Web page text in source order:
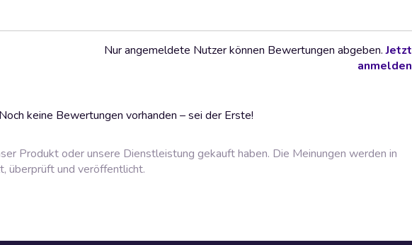
Noch keine Bewertungen vorhanden – sei der Erste!
Nur angemeldete Nutzer können Bewertungen abgeben.Jetzt
anmelden
Produkt oder unsere Dienstleistung gekauft haben. Die Meinungen werden in
überprüft und veröffentlicht.